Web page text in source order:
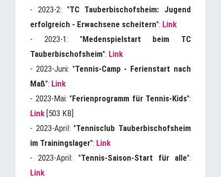
- 2023-2: "TC Tauberbischofsheim: Jugend
erfolgreich - Erwachsene scheitern": Link
- 2023-1: "Medenspielstart beim TC
Tauberbischofsheim": Link
- 2023-Juni: "Tennis-Camp - Ferienstart nach
Maß": Link
- 2023-Mai: "Ferienprogramm für Tennis-Kids":
Link [503 KB]
- 2023-April: "Tennisclub Tauberbischofsheim
im Trainingslager": Link
- 2023-April: "Tennis-Saison-Start für alle":
Link